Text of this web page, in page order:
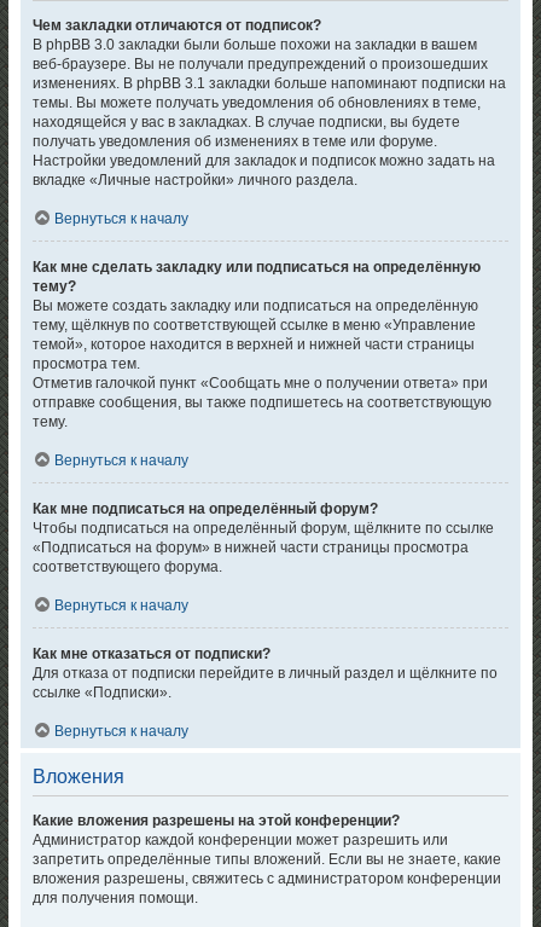
Чем закладки отличаются от подписок?
В phpBB 3.0 закладки были больше похожи на закладки в вашем
веб-браузере. Вы не получали предупреждений о произошедших
изменениях. В phpBB 3.1 закладки больше напоминают подписки на
темы. Вы можете получать уведомления об обновлениях в теме,
находящейся у вас в закладках. В случае подписки, вы будете
получать уведомления об изменениях в теме или форуме.
Настройки уведомлений для закладок и подписок можно задать на
вкладке «Личные настройки» личного раздела.
Вернуться к началу
Как мне сделать закладку или подписаться на определённую
тему?
Вы можете создать закладку или подписаться на определённую
тему, щёлкнув по соответствующей ссылке в меню «Управление
темой», которое находится в верхней и нижней части страницы
просмотра тем.
Отметив галочкой пункт «Сообщать мне о получении ответа» при
отправке сообщения, вы также подпишетесь на соответствующую
тему.
Вернуться к началу
Как мне подписаться на определённый форум?
Чтобы подписаться на определённый форум, щёлкните по ссылке
«Подписаться на форум» в нижней части страницы просмотра
соответствующего форума.
Вернуться к началу
Как мне отказаться от подписки?
Для отказа от подписки перейдите в личный раздел и щёлкните по
ссылке «Подписки».
Вернуться к началу
Вложения
Какие вложения разрешены на этой конференции?
Администратор каждой конференции может разрешить или
запретить определённые типы вложений. Если вы не знаете, какие
вложения разрешены, свяжитесь с администратором конференции
для получения помощи.